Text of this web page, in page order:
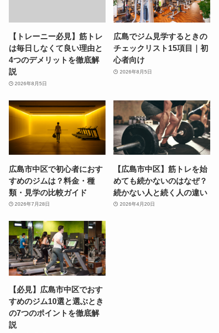
【トレーニー必見】筋トレ
は毎日しなくて良い理由と
4つのデメリットを徹底解
説
2026年8月5日
広島でジム見学するときの
チェックリスト15項目｜初
心者向け
2026年8月5日
広島市中区で初心者におす
すめのジムは？料金・種
類・見学の比較ガイド
2026年7月28日
【広島市中区】筋トレを始
めても続かないのはなぜ？
続かない人と続く人の違い
2026年4月20日
【必見】広島市中区でおす
すめのジム10選と選ぶとき
の7つのポイントを徹底解
説